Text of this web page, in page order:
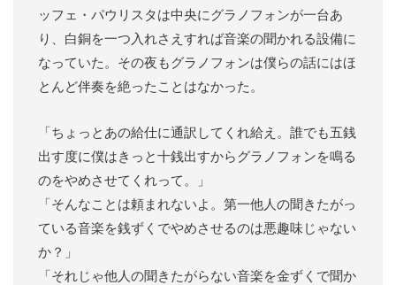
ッフェ・パウリスタは中央にグラノフォンが一台あ
り、白銅を一つ入れさえすれば音楽の聞かれる設備に
なっていた。その夜もグラノフォンは僕らの話にはほ
とんど伴奏を絶ったことはなかった。
「ちょっとあの給仕に通訳してくれ給え。誰でも五銭
出す度に僕はきっと十銭出すからグラノフォンを鳴る
のをやめさせてくれって。」
「そんなことは頼まれないよ。第一他人の聞きたがっ
ている音楽を銭ずくでやめさせるのは悪趣味じゃない
か？」
「それじゃ他人の聞きたがらない音楽を金ずくで聞か